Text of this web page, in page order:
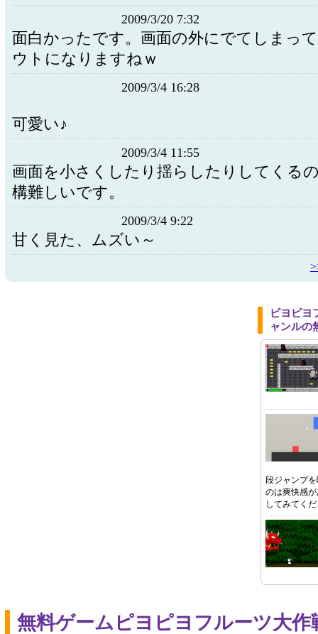
2009/3/20 7:32
面白かったです。画面の外にでてしまっ
ウトになりますねｗ
2009/3/4 16:28
可愛い♪
2009/3/4 11:55
画面を小さくしたり揺らしたりしてくる
構難しいです。
2009/3/4 9:22
甘く見た、ムズい～
ピヨピヨ
ャンルの
段ジャンプ
のは爽快感
してみてく
無料ゲームピヨピヨフルーツ大